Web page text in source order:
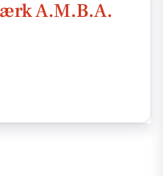
A.M.B.A.